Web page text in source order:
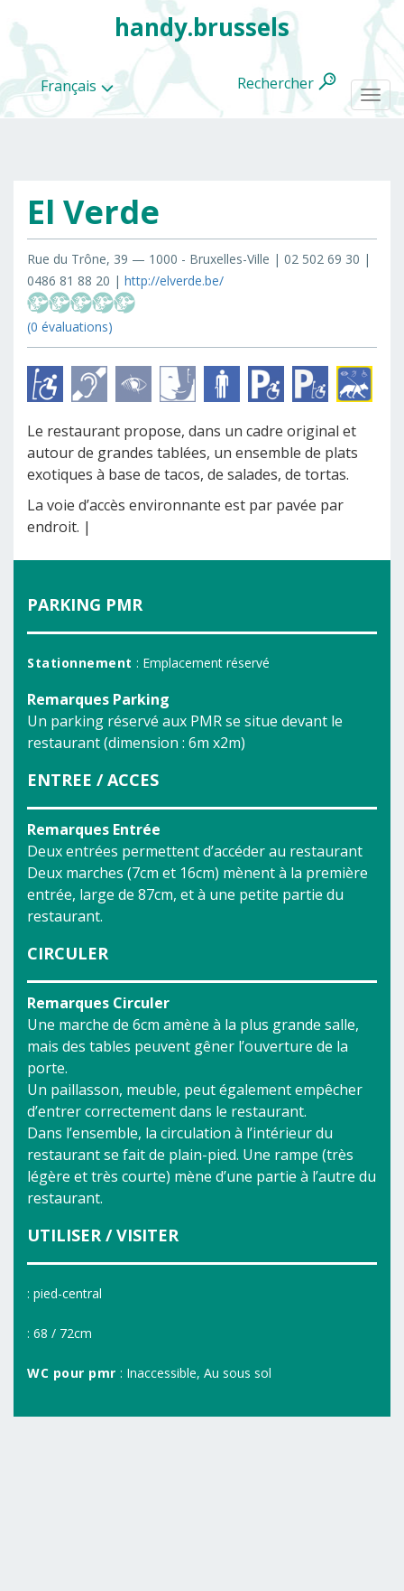
Français
handy.brussels
Rechercher
El Verde
Rue du Trône, 39 — 1000 - Bruxelles-Ville | 02 502 69 30 |
0486 81 88 20 | http://elverde.be/
(0 évaluations)
Le restaurant propose, dans un cadre original et
autour de grandes tablées, un ensemble de plats
exotiques à base de tacos, de salades, de tortas.
La voie d’accès environnante est par pavée par
endroit. |
PARKING PMR
Stationnement : Emplacement réservé
Remarques Parking
Un parking réservé aux PMR se situe devant le
restaurant (dimension : 6m x2m)
ENTREE / ACCES
Remarques Entrée
Deux entrées permettent d’accéder au restaurant
Deux marches (7cm et 16cm) mènent à la première
entrée, large de 87cm, et à une petite partie du
restaurant.
CIRCULER
Remarques Circuler
Une marche de 6cm amène à la plus grande salle,
mais des tables peuvent gêner l’ouverture de la
porte.
Un paillasson, meuble, peut également empêcher
d’entrer correctement dans le restaurant.
Dans l’ensemble, la circulation à l’intérieur du
restaurant se fait de plain-pied. Une rampe (très
légère et très courte) mène d’une partie à l’autre du
restaurant.
UTILISER / VISITER
: pied-central
: 68 / 72cm
WC pour pmr : Inaccessible, Au sous sol
Toutes
les
categories